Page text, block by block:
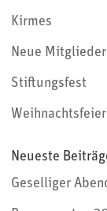
Kirmes
Neue Mitglieder
Stiftungsfest
Weihnachtsfeier
Neueste
Geselliger